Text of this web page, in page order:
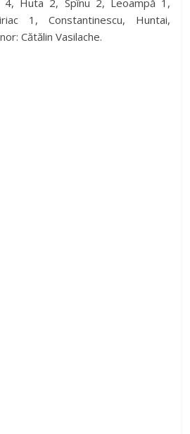
4, Huta 2, Spînu 2, Leoampă 1,
1, Constantinescu, Huntai,
Cătălin Vasilache.